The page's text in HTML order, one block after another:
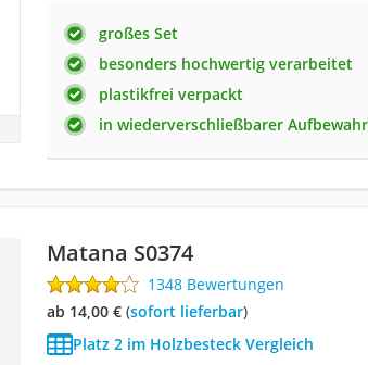
großes Set
besonders hochwertig verarbeitet
plastikfrei verpackt
in wiederverschließbarer
Matana S0374
1348 Bewertungen
ab 14,00 €( Sofort lieferbar)
Platz 2 im Holzbesteck Vergleich